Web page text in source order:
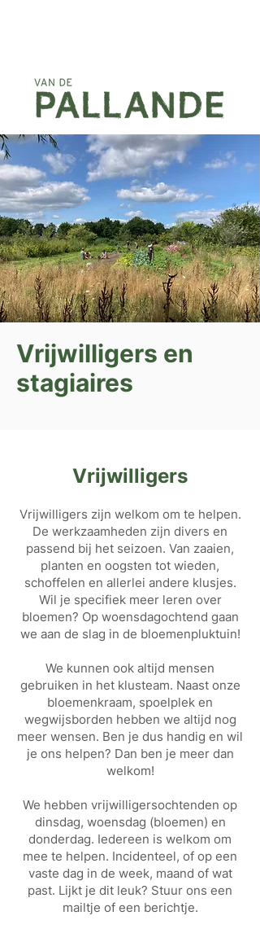
Vrijwilligers en
stagiaires
Vrijwilligers
Vrijwilligers zijn welkom om te helpen.
De werkzaamheden zijn divers en
passend bij het seizoen. Van zaaien,
planten en oogsten tot wieden,
schoffelen en allerlei andere klusjes.
Wil je specifiek meer leren over
bloemen? Op woensdagochtend gaan
we aan de slag in de bloemenpluktuin!
We kunnen ook altijd mensen
gebruiken in het klusteam. Naast onze
bloemenkraam, spoelplek en
wegwijsborden hebben we altijd nog
meer wensen. Ben je dus handig en wil
je ons helpen? Dan ben je meer dan
welkom!
We hebben vrijwilligersochtenden op
dinsdag, woensdag (bloemen) en
donderdag. Iedereen is welkom om
mee te helpen. Incidenteel, of op een
vaste dag in de week, maand of wat
past. Lijkt je dit leuk? Stuur ons een
mailtje of een berichtje.